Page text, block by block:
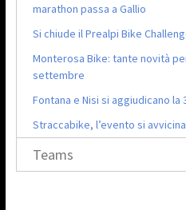
marathon passa a Gallio
Si chiude il Prealpi Bike
Monterosa Bike: tante novità
settembre
Fontana e Nisi si aggiudicano la
Straccabike, l’evento si avvicina
Teams